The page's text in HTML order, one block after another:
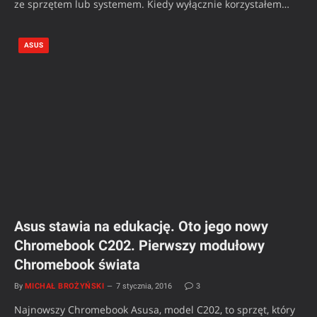
ze sprzętem lub systemem. Kiedy wyłącznie korzystałem…
ASUS
Asus stawia na edukację. Oto jego nowy
Chromebook C202. Pierwszy modułowy
Chromebook świata
By MICHAŁ BROŻYŃSKI 7 stycznia, 2016 3
Najnowszy Chromebook Asusa, model C202, to sprzęt, który